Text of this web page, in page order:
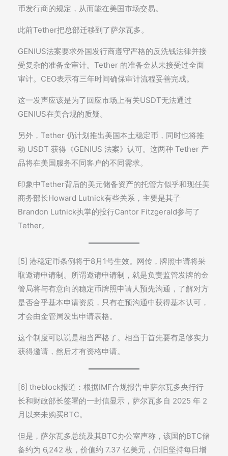
币发行商的规定，从而能在美国市场交易。
此前Tether把总部迁移到了萨尔瓦多。
GENIUS法案要求外国发行商遵守严格的反洗钱法律并接
受复杂的准备金审计。Tether 的准备金从未接受过全面
审计。CEO表示有三年时间确保审计流程妥善完成。
这一发声应该是为了回应市场上有关USDT无法通过
GENIUS在美合规的质疑。
另外，Tether 仍计划推出美国本土稳定币，同时也将推
动 USDT 获得《GENIUS 法案》认可。这两种 Tether 产
品将在美国服务不同客户的不同需求。
印象中Tether背后的美元储备资产的托管方似乎和现任美
商务部长Howard Lutnick有些关系，主要是其子
Brandon Lutnick执掌的投行Cantor Fitzgerald参与了
Tether。
[5] 港稳定币条例将于8月1号生效。网传，牌照申请将采
取邀请申请制。所谓邀请申请制，就是负责监管发牌的金
管局将与有意向的稳定币牌照申请人预先沟通，了解对方
是否合乎基本申请资质，只有在预沟通中获得基本认可，
才会由金管局发出申请表格。
这个制度可以说是相当严格了。相当于首先要有足够实力
获得邀请，然后才有资格申请。
[6] theblock报道：根据IMF合规报告中萨尔瓦多央行行
长和财政部长签署的一封信显示，萨尔瓦多自 2025 年 2
月以来未购买BTC。
但是，萨尔瓦多总统及其BTC办公室声称，该国的BTC储
备约为 6,242 枚，价值约 7.37 亿美元，仍旧坚持每日增